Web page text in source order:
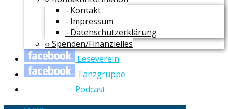
- Kontakt
- Impressum
- Datenschutzerklärung
○ Spenden/Finanzielles
Leseverein
Tanzgruppe
Podcast